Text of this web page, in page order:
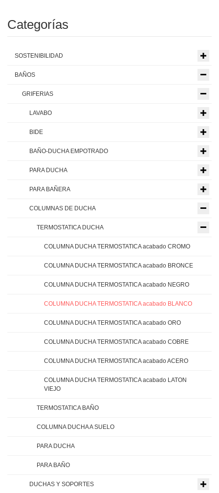
Categorías
SOSTENIBILIDAD
BAÑOS
GRIFERIAS
LAVABO
BIDE
BAÑO-DUCHA EMPOTRADO
PARA DUCHA
PARA BAÑERA
COLUMNAS DE DUCHA
TERMOSTATICA DUCHA
COLUMNA DUCHA TERMOSTATICA acabado CROMO
COLUMNA DUCHA TERMOSTATICA acabado BRONCE
COLUMNA DUCHA TERMOSTATICA acabado NEGRO
COLUMNA DUCHA TERMOSTATICA acabado BLANCO
COLUMNA DUCHA TERMOSTATICA acabado ORO
COLUMNA DUCHA TERMOSTATICA acabado COBRE
COLUMNA DUCHA TERMOSTATICA acabado ACERO
COLUMNA DUCHA TERMOSTATICA acabado LATON
VIEJO
TERMOSTATICA BAÑO
COLUMNA DUCHA A SUELO
PARA DUCHA
PARA BAÑO
DUCHAS Y SOPORTES